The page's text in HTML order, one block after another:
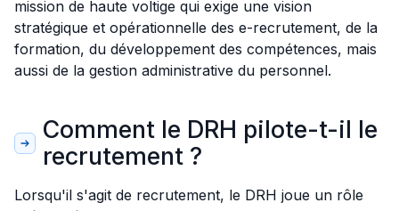
mission de haute voltige qui exige une vision
stratégique et opérationnelle des e-recrutement, de la
formation, du développement des compétences, mais
aussi de la gestion administrative du personnel.
Comment le DRH pilote-t-il le
recrutement ?
Lorsqu'il s'agit de recrutement, le DRH joue un rôle